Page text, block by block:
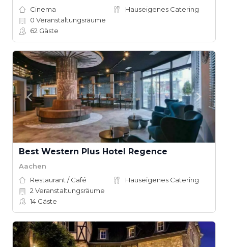
Cinema
Hauseigenes Catering
0 Veranstaltungsräume
62 Gäste
Best Western Plus Hotel Regence
Aachen
Restaurant / Café
Hauseigenes Catering
2 Veranstaltungsräume
14 Gäste